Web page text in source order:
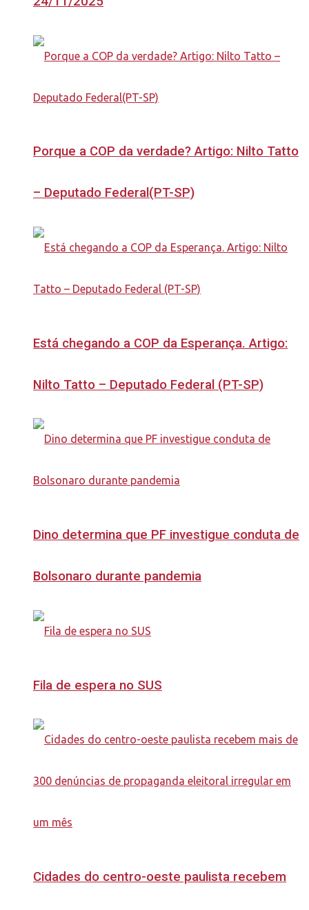
Porque a COP da verdade? Artigo: Nilto Tatto
– Deputado Federal(PT-SP)
Está chegando a COP da Esperança. Artigo:
Nilto Tatto – Deputado Federal (PT-SP)
Dino determina que PF investigue conduta de
Bolsonaro durante pandemia
Fila de espera no SUS
Cidades do centro-oeste paulista recebem